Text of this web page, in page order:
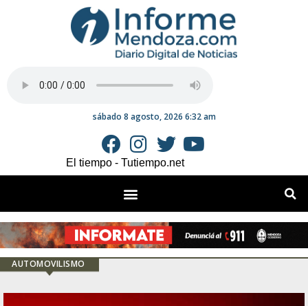
sábado 8 agosto, 2026 6:32 am
El tiempo - Tutiempo.net
AUTOMOVILISMO